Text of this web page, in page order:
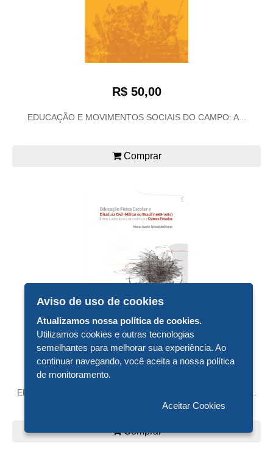
R$ 50,00
EDUCAÇÃO E MOVIMENTOS SOCIAIS DO CAMPO: A...
Comprar
R$ 50,00
EDUCAÇÃO FÍSICA ESCOLAR E DITADURA CIVIL-MILITAR...
Comprar
Aviso de uso de cookies
Atualizamos nossa política de cookies.
Utilizamos cookies e outras tecnologias
semelhantes para melhorar sua experiência. Ao
continuar navegando, você aceita a nossa política
de monitoramento.
Aceitar Cookies